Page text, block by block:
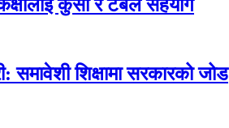
कुर्सी र टेबल सहयोग
समावेशी शिक्षामा सरकारको जोड